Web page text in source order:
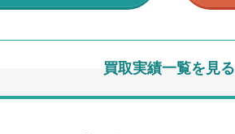
買取実績一覧を見る